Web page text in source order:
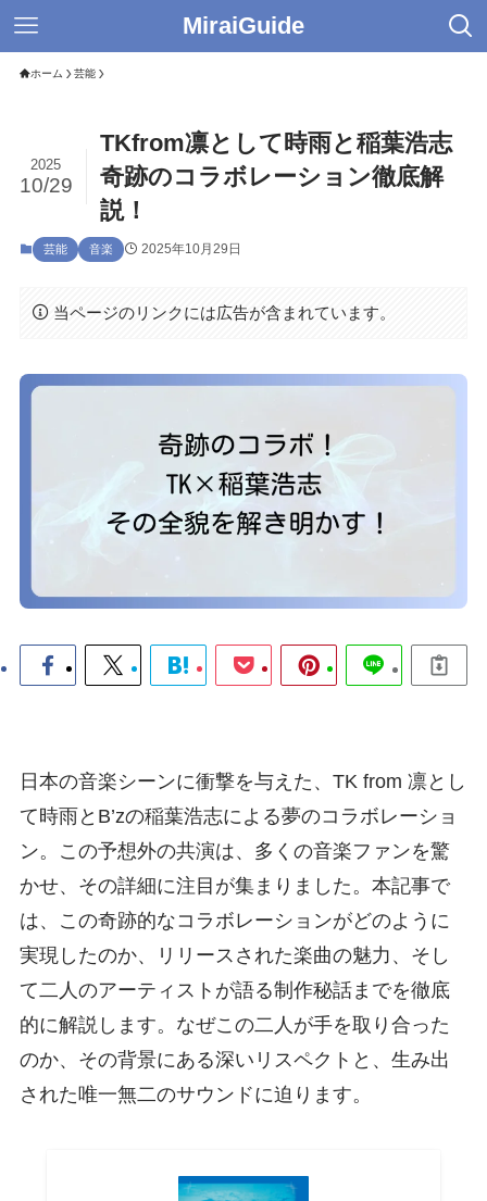
MiraiGuide
ホーム 芸能
TKfrom凛として時雨と稲葉浩志
奇跡のコラボレーション徹底解
説！
2025
10/29
芸能 音楽 2025年10月29日
当ページのリンクには広告が含まれています。
日本の音楽シーンに衝撃を与えた、TK from 凛とし
て時雨とB’zの稲葉浩志による夢のコラボレーショ
ン。この予想外の共演は、多くの音楽ファンを驚
かせ、その詳細に注目が集まりました。本記事で
は、この奇跡的なコラボレーションがどのように
実現したのか、リリースされた楽曲の魅力、そし
て二人のアーティストが語る制作秘話までを徹底
的に解説します。なぜこの二人が手を取り合った
のか、その背景にある深いリスペクトと、生み出
された唯一無二のサウンドに迫ります。